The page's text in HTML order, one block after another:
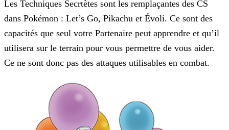
Les Techniques Secrtètes sont les remplaçantes des CS
dans Pokémon : Let’s Go, Pikachu et Évoli. Ce sont des
capacités que seul votre Partenaire peut apprendre et qu’il
utilisera sur le terrain pour vous permettre de vous aider.
Ce ne sont donc pas des attaques utilisables en combat.